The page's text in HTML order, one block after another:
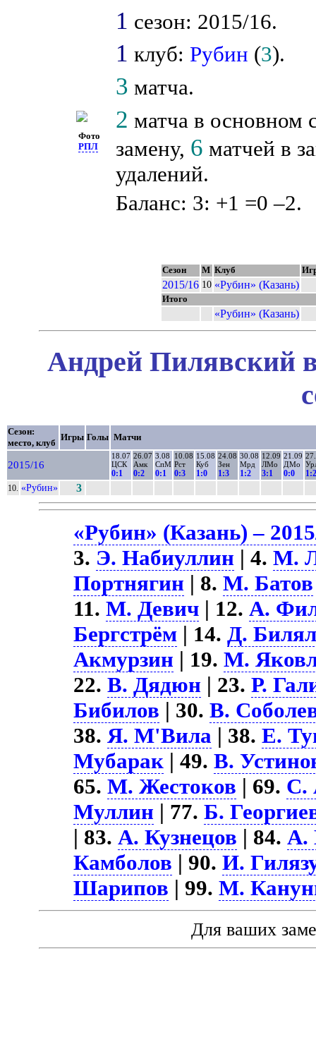
Фото
РПЛ
1 сезон: 2015/16.
1 клуб: Рубин (3).
3 матча.
2 матча в основном
замену, 6 матчей в
удалений.
Баланс: 3: +1 =0 –2.
Сезон М Клуб
2015/16 10 «Рубин» (Казань)
Итого
«Рубин» (Казань)
Андрей Пилявский
Сезон:
место, клуб
Игры Голы Матчи
2015/16
18.07
ЦСК
0:1
26.07
Амк
0:2
3.08
СпМ
0:1
10.08
Рст
0:3
15.08
Куб
1:0
24.08
Зен
1:3
30.08
Мрд
1:2
12.09
ЛМо
3:1
21.09
ДМо
0:0 1:2
10. «Рубин» 3
«Рубин» (Казань) –
3. Э. Набиуллин | 4.М.
Портнягин | 8.М. Батов
11.М. Девич | 12.А.
Бергстрём | 14.Д.
Акмурзин | 19.М.
22.В. Дядюн | 23.Р.
Бибилов | 30.В.
38.Я. М'Вила | 38.Е.
Мубарак | 49.В.
65.М. Жестоков | 69. С.
Муллин | 77.Б.
| 83.А. Кузнецов | 84.А.
Камболов | 90.И.
Шарипов | 99.М.
Для ваших